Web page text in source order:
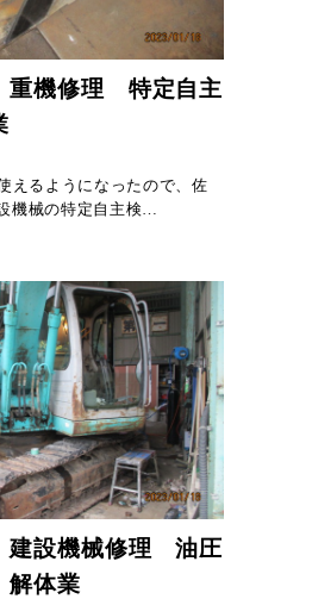
機修理 特定自主
えるようになったので、佐
機械の特定自主検…
設機械修理 油圧
体業